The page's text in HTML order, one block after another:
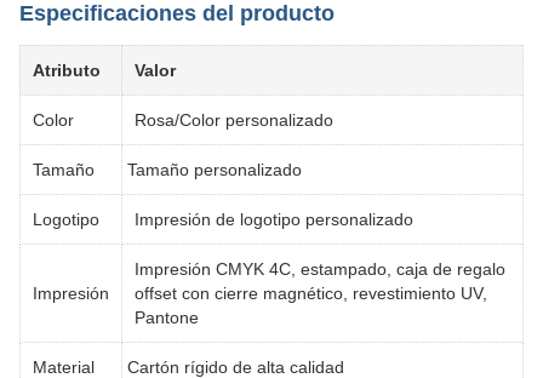
Especificaciones del producto
Atributo Valor
Color Rosa/Color personalizado
Tamaño Tamaño personalizado
Logotipo Impresión de logotipo personalizado
Impresión
Impresión CMYK 4C, estampado, caja de regalo
offset con cierre magnético, revestimiento UV,
Pantone
Material Cartón rígido de alta calidad